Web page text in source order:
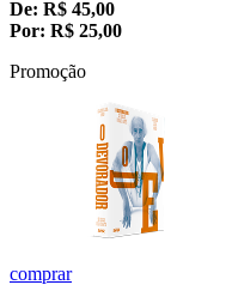
De: R$ 45,00
Por: R$ 25,00
Promoção
comprar